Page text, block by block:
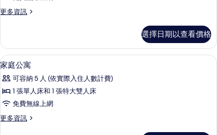
房
的
有
相
片
更多資訊
更
套
房
的
詳
情
選擇日期以查看價格
顯
示
家
庭
公
寓
高級寢具、迷你吧、客房內保險箱、書
6
家庭公寓
可容納 5 人 (依實際入住人數計費)
1 張單人床和 1 張特大雙人床
免費無線上網
更多資訊
更